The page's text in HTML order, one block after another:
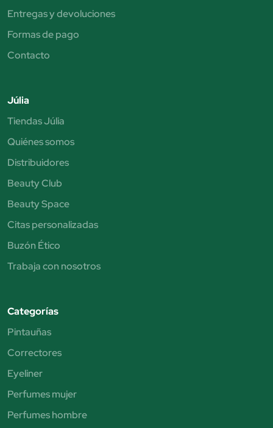
Entregas y devoluciones
Formas de pago
Contacto
Júlia
Tiendas Júlia
Quiénes somos
Distribuidores
Beauty Club
Beauty Space
Citas personalizadas
Buzón Ético
Trabaja con nosotros
Categorías
Pintauñas
Correctores
Eyeliner
Perfumes mujer
Perfumes hombre